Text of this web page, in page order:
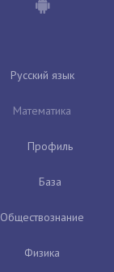
Русский язык
Математика
Профиль
База
Обществознание
Физика